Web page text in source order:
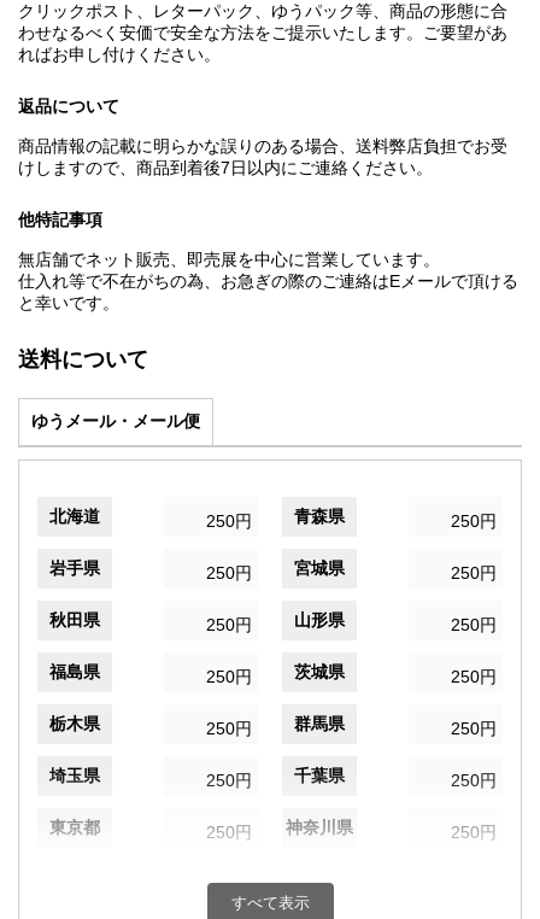
クリックポスト、レターパック、ゆうパック等、商品の形態に合
わせなるべく安価で安全な方法をご提示いたします。ご要望があ
ればお申し付けください。
返品について
商品情報の記載に明らかな誤りのある場合、送料弊店負担でお受
けしますので、商品到着後7日以内にご連絡ください。
他特記事項
無店舗でネット販売、即売展を中心に営業しています。
仕入れ等で不在がちの為、お急ぎの際のご連絡はEメールで頂ける
と幸いです。
送料について
ゆうメール・メール便
北海道 250円 青森県 250円
岩手県 250円 宮城県 250円
秋田県 250円 山形県 250円
福島県 250円 茨城県 250円
栃木県 250円 群馬県 250円
埼玉県 250円 千葉県 250円
東京都 250円 神奈川県 250円
250円 富山県
すべて表示